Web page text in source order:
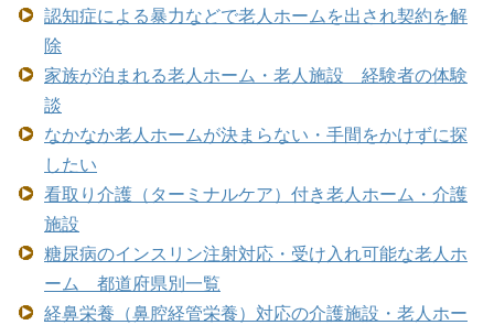
認知症による暴力などで老人ホームを出され契約を解
除
家族が泊まれる老人ホーム・老人施設 経験者の体験
談
なかなか老人ホームが決まらない・手間をかけずに探
したい
看取り介護（ターミナルケア）付き老人ホーム・介護
施設
糖尿病のインスリン注射対応・受け入れ可能な老人ホ
ーム 都道府県別一覧
経鼻栄養（鼻腔経管栄養）対応の介護施設・老人ホー